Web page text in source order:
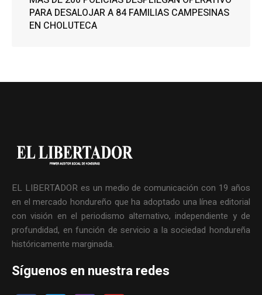
PARA DESALOJAR A 84 FAMILIAS CAMPESINAS
EN CHOLUTECA
EL LIBERTADOR es un medio de comunicación con 19 años
en el mercado hondureño que ha adoptado una línea editorial
con visión en el periodismo alternativo, independiente y de
profundidad, en función de servicio a la sociedad hondureña
históricamente marginada.
Síguenos en nuestra redes